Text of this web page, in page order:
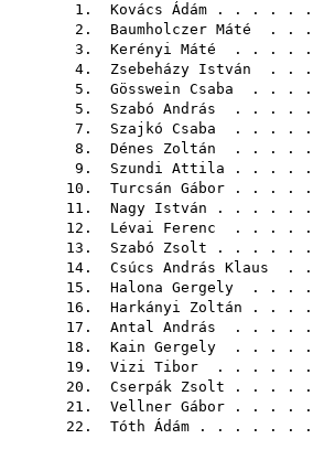
1. Kovács Ádám . . . . . .
2. Baumholczer Máté . . .
3. Kerényi Máté . . . . .
4. Zsebeházy István . . .
5. Gösswein Csaba . . . .
5. Szabó András . . . . .
7. Szajkó Csaba . . . . .
8. Dénes Zoltán . . . . .
9. Szundi Attila . . . . .
10. Turcsán Gábor . . . . .
11. Nagy István . . . . . .
12. Lévai Ferenc . . . . .
13. Szabó Zsolt . . . . . .
14. Csúcs András Klaus . .
15. Halona Gergely . . . .
16. Harkányi Zoltán . . . .
17. Antal András . . . . .
18. Kain Gergely . . . . .
19. Vizi Tibor . . . . . .
20. Cserpák Zsolt . . . . .
21. Vellner Gábor . . . . .
22. Tóth Ádám . . . . . . .